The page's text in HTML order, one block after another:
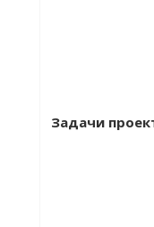
Задачи